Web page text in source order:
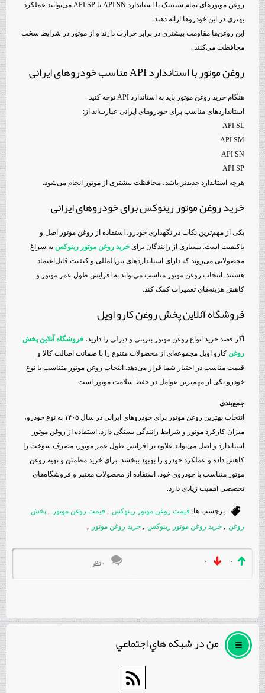
روغن موتورهای تمام سنتتیک با استاندارد API SN یا API SP می‌توانند عملکرد
بهتری در این خودروها ارائه دهند.
این روغن‌ها مقاومت بیشتری در برابر حرارت دارند و از موتور در شرایط سخت
محافظت می‌کنند.
روغن موتور با استاندارد API مناسب خودروهای ایرانی
هنگام خرید روغن موتور باید به استاندارد API توجه کنید.
استانداردهای مناسب برای خودروهای ایرانی عبارت‌اند از:
API SL
API SM
API SN
API SP
هرچه استاندارد جدیدتر باشد، محافظت بیشتری از موتور انجام می‌شود.
خرید روغن موتور رینوکس برای خودروهای ایرانی
یکی از مهم‌ترین نکات در نگهداری خودرو، استفاده از روغن موتور اصل و
باکیفیت است. بسیاری از رانندگان برای خرید روغن موتور رینوکس به سراغ
محصولاتی می‌روند که دارای استانداردهای بین‌المللی و کیفیت قابل‌اعتماد
هستند. انتخاب روغن موتور مناسب می‌تواند به افزایش طول عمر موتور و
کاهش هزینه‌های تعمیرات کمک کند.
فروشگاه آنلاین پخش روغن کارو اویل
اگر قصد خرید انواع روغن موتور بنزینی و دیزلی را دارید، فروشگاه آنلاین پخش
روغن کارو اویل مجموعه‌ای از محصولات متنوع را با ضمانت اصالت کالا و
قیمت مناسب در اختیار شما قرار می‌دهد. انتخاب روغن موتور متناسب با نوع
خودرو یکی از مهم‌ترین عوامل در حفظ سلامت موتور است.
جمع‌بندی
انتخاب بهترین روغن موتور برای خودروهای ایرانی در سال ۱۴۰۵ به نوع خودرو،
میزان کارکرد موتور و شرایط رانندگی بستگی دارد. استفاده از روغن موتور
استاندارد و اصل می‌تواند علاوه بر افزایش طول عمر موتور، مصرف سوخت را
کاهش داده و عملکرد خودرو را بهبود ببخشد. برای خرید مطمئن و تهیه روغن
موتور متناسب با خودروی خود، استفاده از محصولات معتبر و فروشگاه‌های
تخصصی اهمیت زیادی دارد.
برچسب ها: قیمت روغن موتور رینوکس , قیمت روغن موتور , پخش
روغن , خرید روغن موتور رینوکس , خرید روغن موتور ,
۰ ۰ ۰ نظر
من در شبكه هاي اجتماعي